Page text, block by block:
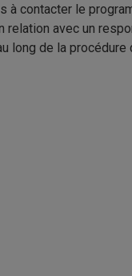
contacter le
relation avec un
long de la